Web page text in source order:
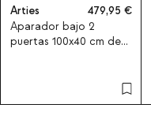
Arties
479,95
Aparador bajo 2
puertas 100x40 cm de